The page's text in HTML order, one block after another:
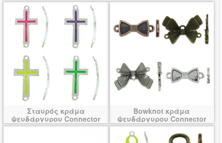
Σταυρός κράμα
ψευδάργυρου Connector
Bowknot κράμα
ψευδάργυρου Connector